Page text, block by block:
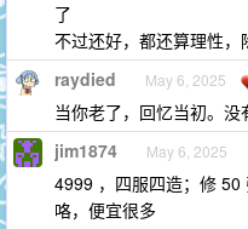
了
不过还好，都还算理性，
raydied May 6, 2025
当你老了，回忆当初。没
jim1874 May 6, 2025
4999 ，四服四造；修 50
咯，便宜很多